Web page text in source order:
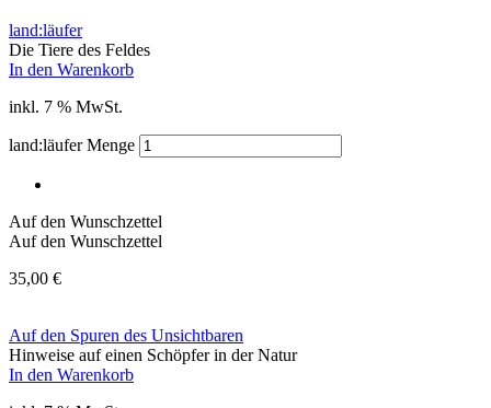
land:läufer
Die Tiere des Feldes
In den Warenkorb
inkl. 7 % MwSt.
land:läufer Menge
Auf den Wunschzettel
Auf den Wunschzettel
35,00 €
Auf den Spuren des Unsichtbaren
Hinweise auf einen Schöpfer in der Natur
In den Warenkorb